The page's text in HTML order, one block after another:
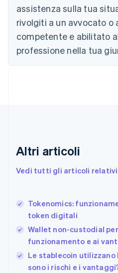
assistenza sulla tua
rivolgiti a un avvocato o
competente e abilitato
professione nella tua
Altri articoli
Vedi tutti gli articoli
Tokenomics:
token digitali
Wallet non-custodial
funzionamento e ai
Le stablecoin utilizzano
sono i rischi e i
English Français
Cina continentale
Cipro
English
EnglishSvenska
FrançaisEnglish
Giappone
日本語English
English
Grecia
English
India